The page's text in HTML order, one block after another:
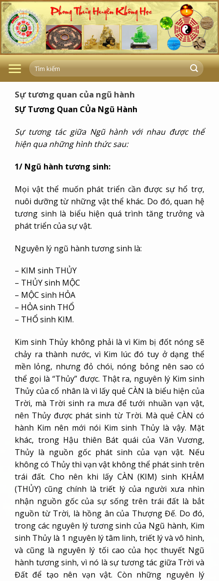
Skip
to
content
Sự tương quan của ngũ hành
SỰ Tương Quan CỦa Ngũ Hành
Sự tương tác giữa Ngũ hành với nhau được thể
hiện qua những hình thức sau:
1/ Ngũ hành tương sinh:
Mọi vật thể muốn phát triển cần được sự hổ trợ,
nuôi dưỡng từ những vật thể khác. Do đó, quan hệ
tương sinh là biểu hiện quá trình tăng trưởng và
phát triển của sự vật.
Nguyên lý ngũ hành tương sinh là:
– KIM sinh THỦY
– THỦY sinh MỘC
– MỘC sinh HỎA
– HỎA sinh THỔ
– THỔ sinh KIM.
Kim sinh Thủy không phải là vì Kim bị đốt nóng sẽ
chảy ra thành nước, vì Kim lúc đó tuy ở dạng thể
mền lỏng, nhưng đỏ chói, nóng bỏng nên sao có
thể gọi là “Thủy” được. Thật ra, nguyên lý Kim sinh
Thủy của cổ nhân là vì lấy quẻ CÀN là biểu hiện của
Trời, mà Trời sinh ra mưa để tưới nhuần vạn vật,
nên Thủy được phát sinh từ Trời. Mà quẻ CÀN có
hành Kim nên mới nói Kim sinh Thủy là vậy. Mặt
khác, trong Hậu thiên Bát quái của Văn Vương,
Thủy là nguồn gốc phát sinh của vạn vật. Nếu
không có Thủy thì vạn vật không thể phát sinh trên
trái đất. Cho nên khi lấy CÀN (KIM) sinh KHẢM
(THỦY) cũng chính là triết lý của người xưa nhìn
nhận nguồn gốc của sự sống trên trái đất là bắt
nguồn từ Trời, là hồng ân của Thượng Đế. Do đó,
trong các nguyên lý tương sinh của Ngũ hành, Kim
sinh Thủy là 1 nguyên lý tâm linh, triết lý và vô hình,
và cũng là nguyên lý tối cao của học thuyết Ngũ
hành tương sinh, vì nó là sự tương tác giữa Trời và
Đất để tạo nên vạn vật. Còn những nguyên lý